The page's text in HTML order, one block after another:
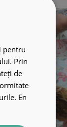
pentru
Prin
de
En